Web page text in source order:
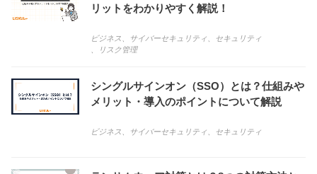
リットをわかりやすく解説！
ビジネス サイバーセキュリティ
セキュリティ
リスク管理
シングルサインオン（SSO）とは？仕組みや
メリット・導入のポイントについて解説
ビジネス サイバーセキュリティ セキュリティ